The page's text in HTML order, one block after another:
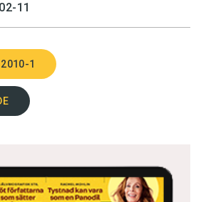
11
2010-1